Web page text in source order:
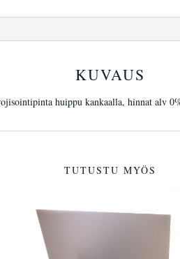
KUVAUS
huippu kankaalla, hinnat alv
TUTUSTU MYÖS